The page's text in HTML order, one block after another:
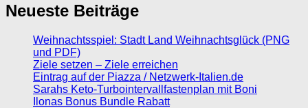
Neueste Beiträge
Weihnachtsspiel: Stadt Land Weihnachtsglück (PNG
und PDF)
Ziele setzen – Ziele erreichen
Eintrag auf der Piazza / Netzwerk-Italien.de
Sarahs Keto-Turbointervallfastenplan mit Boni
Ilonas Bonus Bundle Rabatt